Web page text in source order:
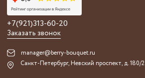
+7(921)313-60-20
Заказать звонок
manager@berry-bouquet.ru
Санкт-Петербург, Невский проспект, д. 180/2